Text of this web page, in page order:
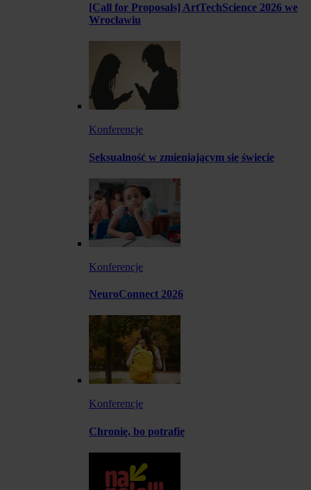
[Call for Proposals] ArtTechScience 2026 we
Wrocławiu
Konferencje
Seksualność w zmieniającym się świecie
Konferencje
NeuroConnect 2026
Konferencje
Chronię, bo potrafię